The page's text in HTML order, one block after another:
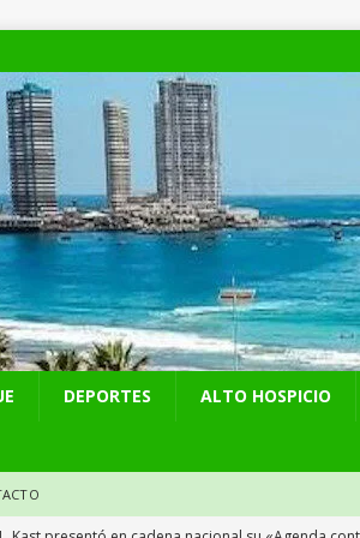
DEPORTES ALTO HOSPICIO